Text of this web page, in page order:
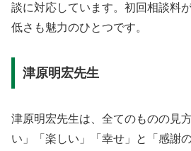
談に対応しています。初回相談料
低さも魅力のひとつです。
津原明宏先生
津原明宏先生は、全てのものの見
い」「楽しい」「幸せ」と「感謝